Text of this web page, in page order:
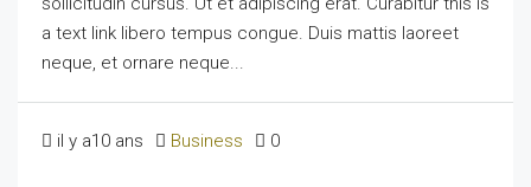
a text link libero tempus congue. Duis mattis laoreet
neque, et ornare neque...
il y a10 ans Business 0